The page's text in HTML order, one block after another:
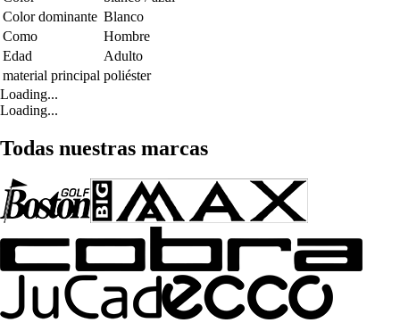
Color dominante Blanco
Como
Hombre
Edad
Adulto
material principal poliéster
Loading...
Loading...
Todas nuestras marcas